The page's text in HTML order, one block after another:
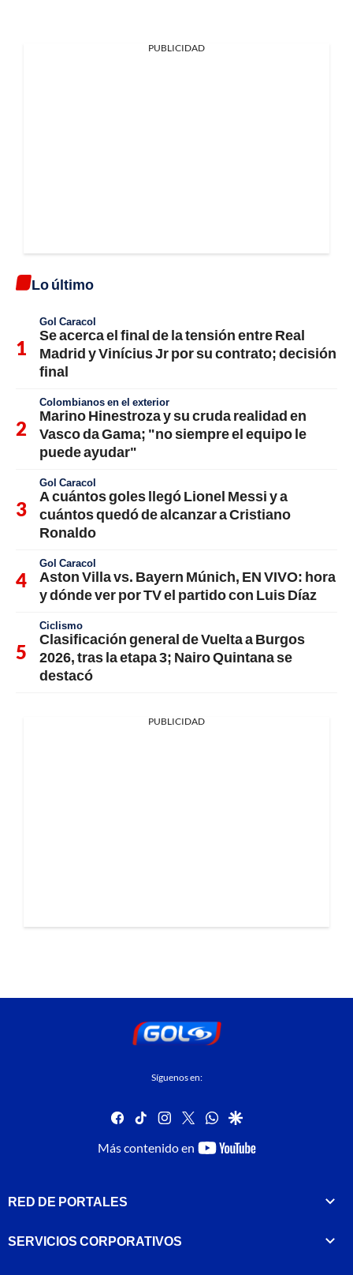
PUBLICIDAD
Lo último
Gol Caracol
Se acerca el final de la tensión entre Real
Madrid y Vinícius Jr por su contrato; decisión
final
Colombianos en el exterior
Marino Hinestroza y su cruda realidad en
Vasco da Gama; "no siempre el equipo le
puede ayudar"
Gol Caracol
A cuántos goles llegó Lionel Messi y a
cuántos quedó de alcanzar a Cristiano
Ronaldo
Gol Caracol
Aston Villa vs. Bayern Múnich, EN VIVO: hora
y dónde ver por TV el partido con Luis Díaz
Ciclismo
Clasificación general de Vuelta a Burgos
2026, tras la etapa 3; Nairo Quintana se
destacó
PUBLICIDAD
Síguenos en:
facebook
tiktok instagram
twitterwhatsapp
google
Más contenido en
youtube-
RED DE PORTALES
SERVICIOS CORPORATIVOS